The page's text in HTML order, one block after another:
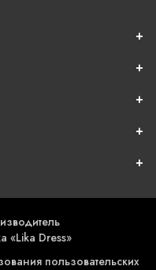
«Lika Dress»
пользовательских